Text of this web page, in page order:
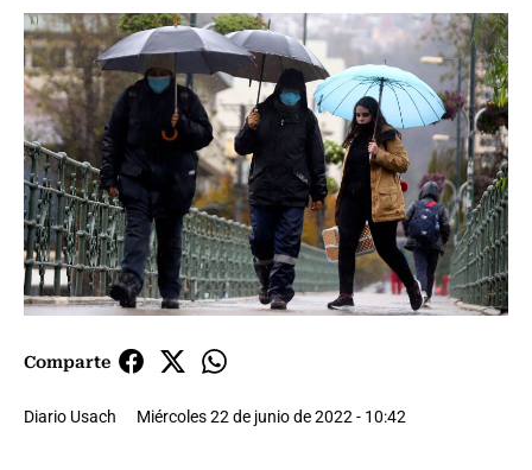
Comparte
Diario Usach Miércoles 22 de junio de 2022 - 10:42